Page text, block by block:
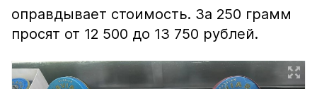
оправдывает стоимость. За 250 грамм
просят от 12 500 до 13 750 рублей.